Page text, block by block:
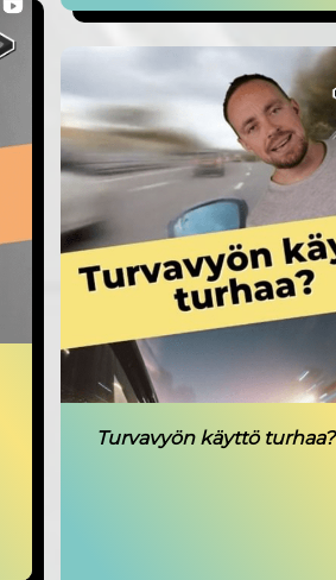
Turvavyön käyttö turhaa?